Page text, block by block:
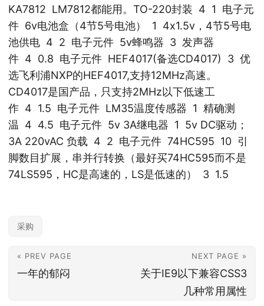
KA7812 LM7812都能用。TO-220封装 4 1 电子元
件 6v电池盒（4节5号电池） 1 4x1.5v，4节5号电
池供电 4 2 电子元件 5v蜂鸣器 3 发声器
件 4 0.8 电子元件 HEF4017(备选CD4017) 3 优
选飞利浦NXP的HEF4017,支持12MHz高速。
CD4017是国产品，只支持2MHz以下低速工
作 4 1.5 电子元件 LM35温度传感器 1 精确测
温 4 4.5 电子元件 5v 3A继电器 1 5v DC驱动；
3A 220vAC 负载 4 2 电子元件 74HC595 10 引
脚数目扩展，串并行转换（最好买74HC595而不是
74LS595，HC是高速的，LS是低速的） 3 1.5
采购
« PREV PAGE
一年的郁闷
NEXT PAGE »
关于IE9以下兼容CSS3
几种常用属性